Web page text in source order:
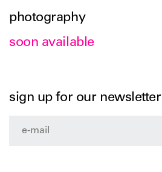
photography
soon available
sign up for our newsletter